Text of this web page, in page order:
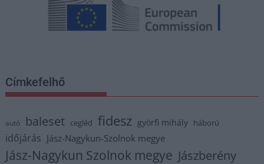
Címkefelhő
autó baleset cegléd fidesz györfi mihály háború
időjárás Jász-Nagykun-Szolnok megye
Jász-Nagykun Szolnok megye Jászberény